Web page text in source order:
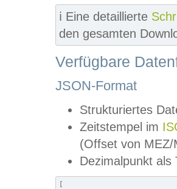
ℹ️ Eine detaillierte
den gesamten
Verfügbare
JSON-Format
Strukturiertes
Zeitstempel im
(Offset von MEZ/
Dezimalpunkt als
[